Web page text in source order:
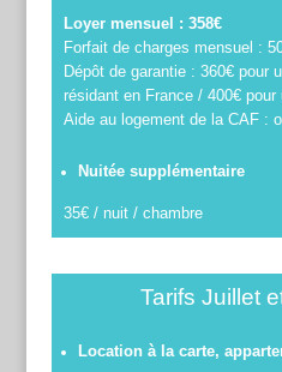
Loyer mensuel : 358€
Forfait de charges mensuel :
Dépôt de garantie : 360€ pour
résidant en France / 400€
Aide au logement de la CAF :
Nuitée supplémentaire
35€ / nuit / chambre
Tarifs Juillet
Location à la carte,